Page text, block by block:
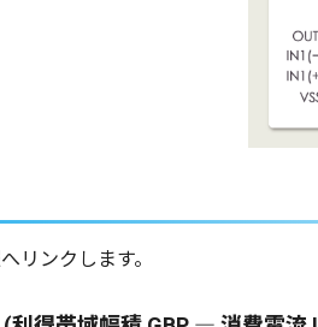
リンクします。